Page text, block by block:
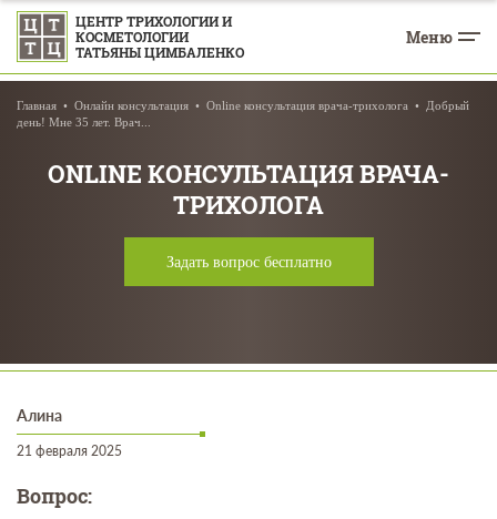
ЦЕНТР ТРИХОЛОГИИ И
КОСМЕТОЛОГИИ
ТАТЬЯНЫ ЦИМБАЛЕНКО
Меню
Главная Онлайн консультация Online консультация врача-трихолога
Добрый
день! Мне 35 лет. Врач...
ONLINE КОНСУЛЬТАЦИЯ ВРАЧА-
ТРИХОЛОГА
Задать вопрос бесплатно
Алина
21 февраля 2025
Вопрос: